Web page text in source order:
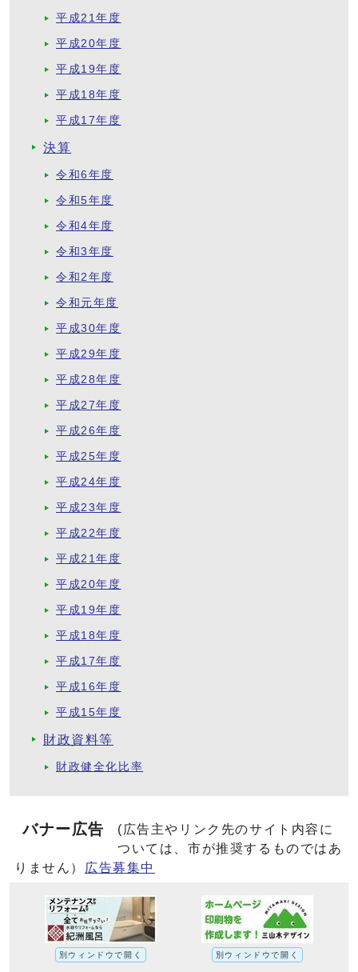
平成21年度
平成20年度
平成19年度
平成18年度
平成17年度
決算
令和6年度
令和5年度
令和4年度
令和3年度
令和2年度
令和元年度
平成30年度
平成29年度
平成28年度
平成27年度
平成26年度
平成25年度
平成24年度
平成23年度
平成22年度
平成21年度
平成20年度
平成19年度
平成18年度
平成17年度
平成16年度
平成15年度
財政資料等
財政健全化比率
バナー広告
(広告主やリンク先のサイト内容に
ついては、市が推奨するものではあ
りません）
広告募集中
別ウィンドウで開く 別ウィンドウで開く